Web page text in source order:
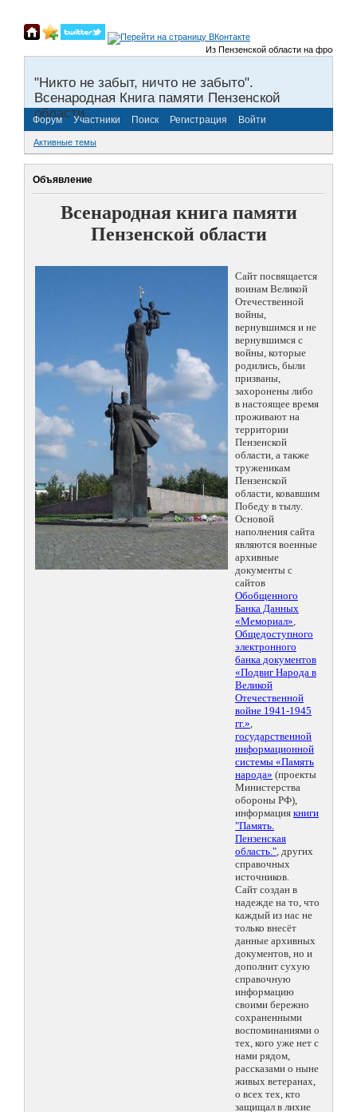
Из Пензенской области на фронты
"Никто не забыт, ничто не забыто".
Всенародная Книга памяти Пензенской
области.
Форум Участники Поиск Регистрация Войти
Активные темы
Объявление
Всенародная книга памяти
Пензенской области
Сайт посвящается
воинам Великой
Отечественной
войны,
вернувшимся и не
вернувшимся с
войны, которые
родились, были
призваны,
захоронены либо
в настоящее время
проживают на
территории
Пензенской
области, а также
труженикам
Пензенской
области, ковавшим
Победу в тылу.
Основой
наполнения сайта
являются военные
архивные
документы с
сайтов
Обобщенного
Банка Данных
«Мемориал»,
Общедоступного
электронного
банка документов
«Подвиг Народа в
Великой
Отечественной
войне 1941-1945
гг.»,
государственной
информационной
системы «Память
народа» (проекты
Министерства
обороны РФ),
информация книги
"Память.
Пензенская
область.", других
справочных
источников.
Сайт создан в
надежде на то, что
каждый из нас не
только внесёт
данные архивных
документов, но и
дополнит сухую
справочную
информацию
своими бережно
сохраненными
воспоминаниями о
тех, кого уже нет с
нами рядом,
рассказами о ныне
живых ветеранах,
о всех тех, кто
защищал в лихие